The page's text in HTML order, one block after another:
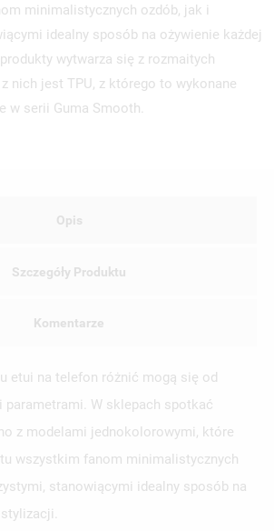
minimalistycznych ozdób, jak i
idealny sposób na ożywienie każdej
wytwarza się z rozmaitych
nich jest TPU, z którego to wykonane
w serii Guma Smooth.
Opis
Szczegóły Produktu
Komentarze
etui na telefon różnić mogą się od
parametrami. W sklepach spotkać
z modelami jednokolorowymi, które
wszystkim fanom minimalistycznych
stanowiącymi idealny sposób na